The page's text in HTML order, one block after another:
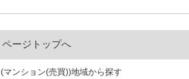
ページトップへ
(マンション(売買))地域から探す